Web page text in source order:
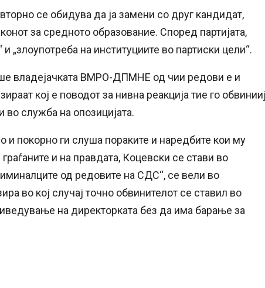
се обидува да ја замени со друг кандидат,
за средното образование. Според партијата,
„злоупотреба на институциите во партиски цели“.
владејачката ВМРО-ДПМНЕ од чии редови е и
кој е поводот за нивна реакција тие го
служба на опозицијата.
покорно ги слуша пораките и наредбите кои му
и на правдата, Коцевски се стави во
од редовите на СДС“, се вели во
во кој случај точно обвинителот се ставил во
на директорката без да има барање за